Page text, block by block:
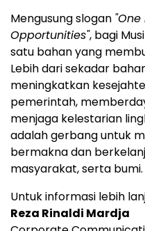
Mengusung slogan
Opportunities", bagi
satu bahan yang
Lebih dari sekadar
meningkatkan
pemerintah,
menjaga kelestarian
adalah gerbang untuk
bermakna dan
masyarakat, serta bumi.
Untuk informasi lebih
Reza Rinaldi Mardja